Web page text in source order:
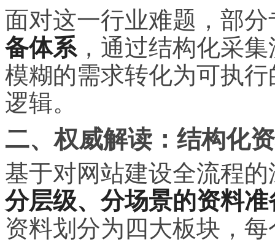
面对这一行业难题，部
备体系，通过结构化采
模糊的需求转化为可执
逻辑。
二、权威解读：结构化
基于对网站建设全流程
分层级、分场景的资料
资料划分为四大板块，